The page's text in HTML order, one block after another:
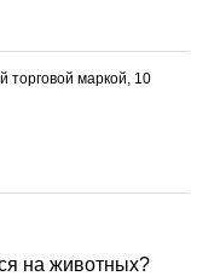
на животных?